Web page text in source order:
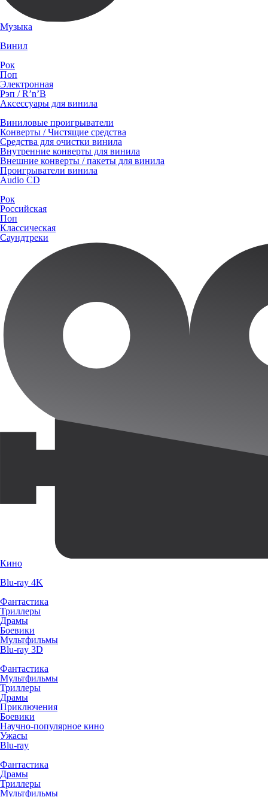
Музыка
Винил
Рок
Поп
Электронная
Рэп / R’n’B
Аксессуары для винила
Виниловые проигрыватели
Конверты / Чистящие средства
Средства для очистки винила
Внутренние конверты для винила
Внешние конверты / пакеты для винила
Проигрыватели винила
Audio CD
Рок
Российская
Поп
Классическая
Саундтреки
Кино
Blu-ray 4K
Фантастика
Триллеры
Драмы
Боевики
Мультфильмы
Blu-ray 3D
Фантастика
Мультфильмы
Триллеры
Драмы
Приключения
Боевики
Научно-популярное кино
Ужасы
Blu-ray
Фантастика
Драмы
Триллеры
Мультфильмы